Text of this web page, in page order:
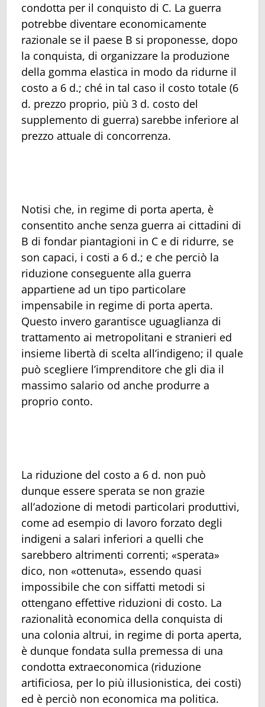
condotta per il conquisto di C. La guerra
potrebbe diventare economicamente
razionale se il paese B si proponesse, dopo
la conquista, di organizzare la produzione
della gomma elastica in modo da ridurne il
costo a 6 d.; ché in tal caso il costo totale (6
d. prezzo proprio, più 3 d. costo del
supplemento di guerra) sarebbe inferiore al
prezzo attuale di concorrenza.
Notisi che, in regime di porta aperta, è
consentito anche senza guerra ai cittadini di
B di fondar piantagioni in C e di ridurre, se
son capaci, i costi a 6 d.; e che perciò la
riduzione conseguente alla guerra
appartiene ad un tipo particolare
impensabile in regime di porta aperta.
Questo invero garantisce uguaglianza di
trattamento ai metropolitani e stranieri ed
insieme libertà di scelta all’indigeno; il quale
può scegliere l’imprenditore che gli dia il
massimo salario od anche produrre a
proprio conto.
La riduzione del costo a 6 d. non può
dunque essere sperata se non grazie
all’adozione di metodi particolari produttivi,
come ad esempio di lavoro forzato degli
indigeni a salari inferiori a quelli che
sarebbero altrimenti correnti; «sperata»
dico, non «ottenuta», essendo quasi
impossibile che con siffatti metodi si
ottengano effettive riduzioni di costo. La
razionalità economica della conquista di
una colonia altrui, in regime di porta aperta,
è dunque fondata sulla premessa di una
condotta extraeconomica (riduzione
artificiosa, per lo più illusionistica, dei costi)
ed è perciò non economica ma politica.